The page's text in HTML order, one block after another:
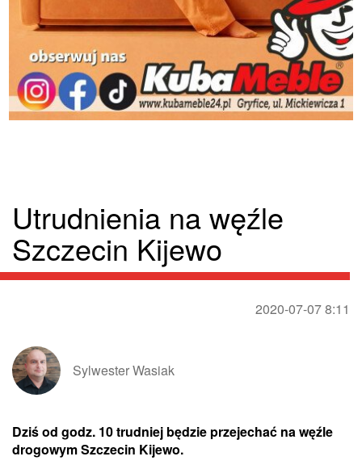
Utrudnienia na węźle
Szczecin Kijewo
2020-07-07 8:11
Sylwester Wasiak
Dziś od godz. 10 trudniej będzie przejechać na węźle
drogowym Szczecin Kijewo.